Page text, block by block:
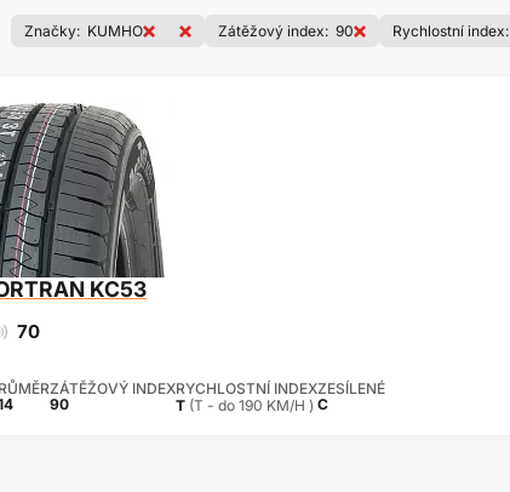
Značky: KUMHO Zátěžový index: 90 Rychlostní index:
KC53
70
ZÁTĚŽOVÝ INDEX
90
RYCHLOSTNÍ INDEX
T (T - do 190 KM/H )
ZESÍLENÉ
C